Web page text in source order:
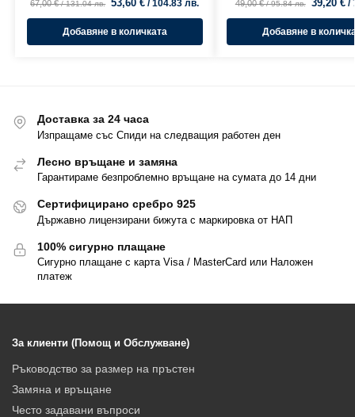
67,00€ / 131.04 лв. 53,60€ / 104.83 лв.
Добавяне в количката
49,00€ / 95.84 лв. 39,20 € /
Добавяне в
Доставка за 24 часа
Изпращаме със Спиди на следващия работен ден
Лесно връщане и замяна
Гарантираме безпроблемно връщане на сумата до 14 дни
Сертифицирано сребро 925
Държавно лицензирани бижута с маркировка от НАП
100% сигурно плащане
Сигурно плащане с карта Visa / MasterCard или Наложен
платеж
За клиенти (Помощ и Обслужване)
Ръководство за размер на пръстен
Замяна и връщане
Често задавани въпроси